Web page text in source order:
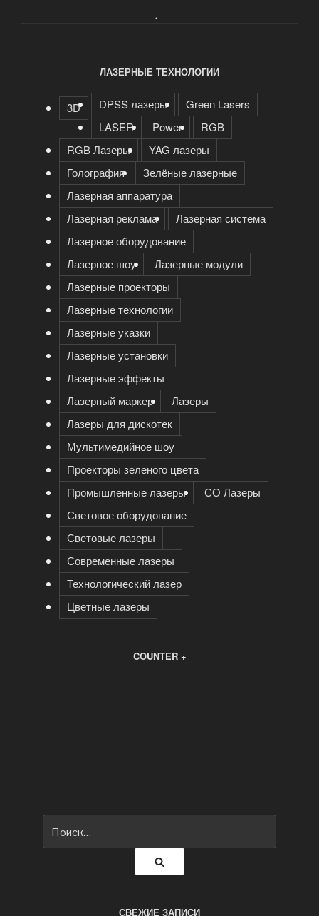
.
ЛАЗЕРНЫЕ ТЕХНОЛОГИИ
3D DPSS лазеры
Green Lasers
LASER
Power
RGB
RGB Лазеры
YAG лазеры
Голография
Зелёные лазерные
Лазерная аппаратура
Лазерная реклама
Лазерная система
Лазерное оборудование
Лазерное шоу
Лазерные модули
Лазерные проекторы
Лазерные технологии
Лазерные указки
Лазерные установки
Лазерные эффекты
Лазерный маркер
Лазеры
Лазеры для дискотек
Мультимедийное шоу
Проекторы зеленого цвета
Промышленные лазеры
СО Лазеры
Световое оборудование
Световые лазеры
Современные лазеры
Технологический лазер
Цветные лазеры
COUNTER +
Искать:
СВЕЖИЕ ЗАПИСИ